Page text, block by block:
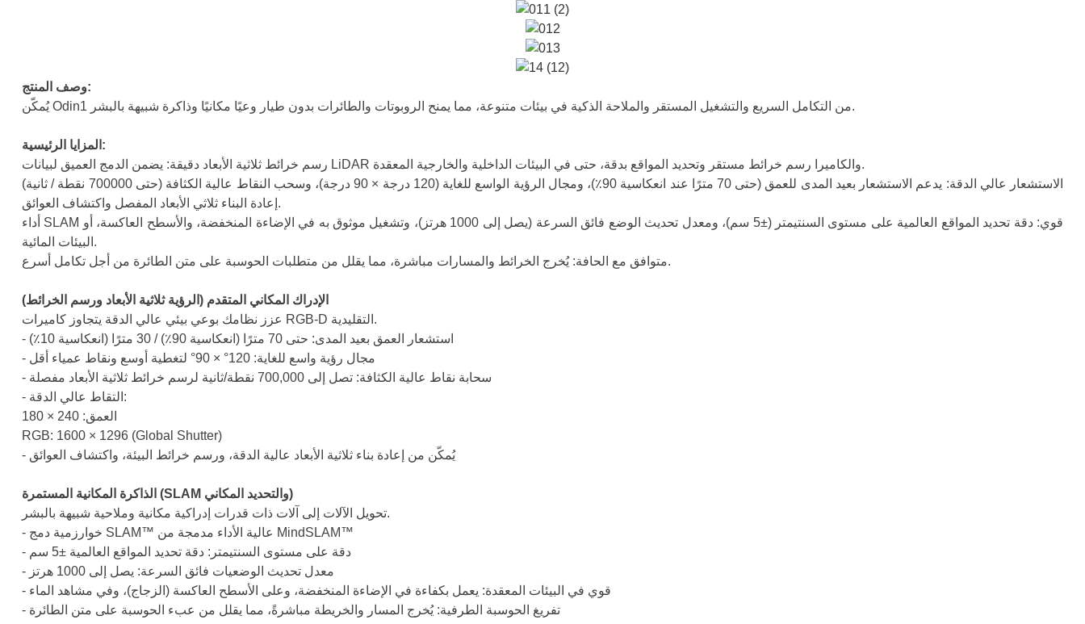
وصف المنتج:
يُمكّن Odin1 من التكامل السريع والتشغيل المستقر والملاحة الذكية في بيئات متنوعة، مما يمنح الروبوتات والطائرات بدون طيار وعيًا مكانيًا وذاكرة شبيهة بالبشر.
المزايا الرئيسية:
رسم خرائط ثلاثية الأبعاد دقيقة: يضمن الدمج العميق لبيانات LiDAR والكاميرا رسم خرائط مستقر وتحديد المواقع بدقة، حتى في البيئات الداخلية والخارجية المعقدة.
الاستشعار عالي الدقة: يدعم الاستشعار بعيد المدى للعمق (حتى 70 مترًا عند انعكاسية 90٪)، ومجال الرؤية الواسع للغاية (120 درجة × 90 درجة)، وسحب النقاط عالية الكثافة (حتى 700000 نقطة / ثانية)
إعادة البناء ثلاثي الأبعاد المفصل واكتشاف العوائق.
أداء SLAM قوي: دقة تحديد المواقع العالمية على مستوى السنتيمتر (±5 سم)، ومعدل تحديث الوضع فائق السرعة (يصل إلى 1000 هرتز)، وتشغيل موثوق به في الإضاءة المنخفضة، والأسطح العاكسة، أو
البيئات المائية.
متوافق مع الحافة: يُخرج الخرائط والمسارات مباشرة، مما يقلل من متطلبات الحوسبة على متن الطائرة من أجل تكامل أسرع.
الإدراك المكاني المتقدم (الرؤية ثلاثية الأبعاد ورسم الخرائط)
عزز نظامك بوعي بيئي عالي الدقة يتجاوز كاميرات RGB-D التقليدية.
- استشعار العمق بعيد المدى: حتى 70 مترًا (انعكاسية 90٪) / 30 مترًا (انعكاسية 10٪)
- مجال رؤية واسع للغاية: 120° × 90° لتغطية أوسع ونقاط عمياء أقل
- سحابة نقاط عالية الكثافة: تصل إلى 700,000 نقطة/ثانية لرسم خرائط ثلاثية الأبعاد مفصلة
- التقاط عالي الدقة:
العمق: 240 × 180
RGB: 1600 × 1296 (Global Shutter)
- يُمكّن من إعادة بناء ثلاثية الأبعاد عالية الدقة، ورسم خرائط البيئة، واكتشاف العوائق
الذاكرة المكانية المستمرة (SLAM والتحديد المكاني)
تحويل الآلات إلى آلات ذات قدرات إدراكية مكانية وملاحية شبيهة بالبشر.
- خوارزمية دمج SLAM™ عالية الأداء مدمجة من MindSLAM™
- دقة على مستوى السنتيمتر: دقة تحديد المواقع العالمية ±5 سم
- معدل تحديث الوضعيات فائق السرعة: يصل إلى 1000 هرتز
- قوي في البيئات المعقدة: يعمل بكفاءة في الإضاءة المنخفضة، وعلى الأسطح العاكسة (الزجاج)، وفي مشاهد الماء
- تفريغ الحوسبة الطرفية: يُخرج المسار والخريطة مباشرةً، مما يقلل من عبء الحوسبة على متن الطائرة